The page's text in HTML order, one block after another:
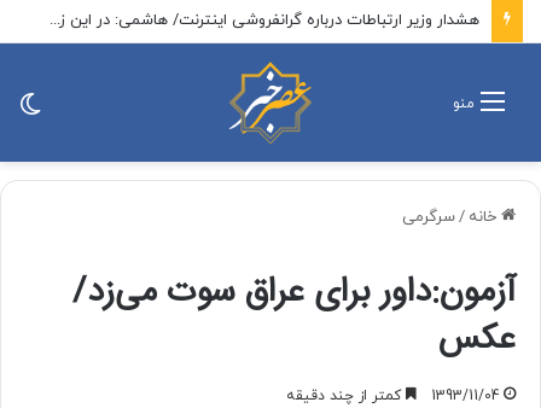
حمله یک نماینده مجلس به دولت در جلسه وبیناری/ یک ورق قرص از ۲۰۰ هزار تومان به ۳ میلیون تومان رسیده است/ حاجی بابایی: دولت باید رسیدگی کند
منو
خانه /سرگرمی
آزمون:داور برای عراق سوت می‌زد/
عکس
1393/11/04 کمتر از چند دقیقه